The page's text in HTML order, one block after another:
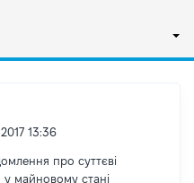
13:36
про суттєві
y майновому стані